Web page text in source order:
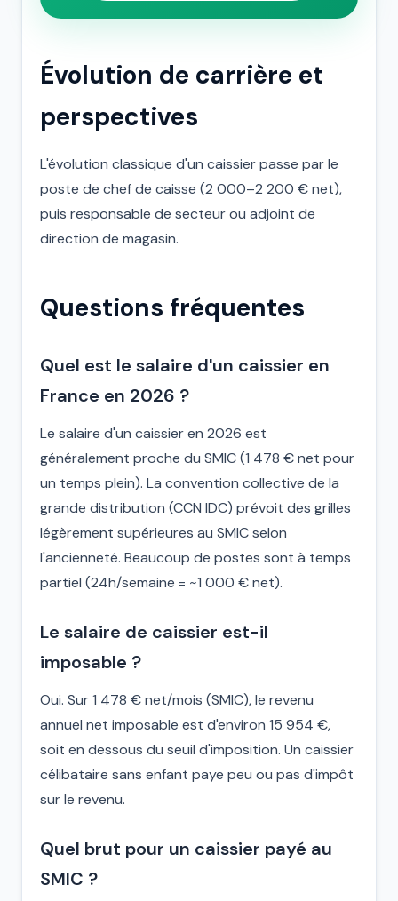
Évolution de carrière et
perspectives
L'évolution classique d'un caissier passe par le
poste de chef de caisse (2 000–2 200 € net),
puis responsable de secteur ou adjoint de
direction de magasin.
Questions fréquentes
Quel est le salaire d'un caissier en
France en 2026 ?
Le salaire d'un caissier en 2026 est
généralement proche du SMIC (1 478 € net pour
un temps plein). La convention collective de la
grande distribution (CCN IDC) prévoit des grilles
légèrement supérieures au SMIC selon
l'ancienneté. Beaucoup de postes sont à temps
partiel (24h/semaine = ~1 000 € net).
Le salaire de caissier est-il
imposable ?
Oui. Sur 1 478 € net/mois (SMIC), le revenu
annuel net imposable est d'environ 15 954 €,
soit en dessous du seuil d'imposition. Un caissier
célibataire sans enfant paye peu ou pas d'impôt
sur le revenu.
Quel brut pour un caissier payé au
SMIC ?